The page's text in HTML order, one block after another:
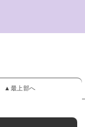
▲最上部へ